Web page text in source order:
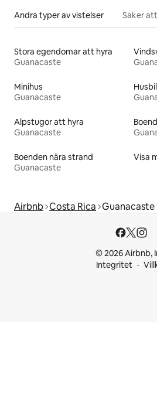
Andra typer av vistelser Saker
Stora egendomar att hyra
Guanacaste
Minihus
Guanacaste
Alpstugor att hyra
Guanacaste
Boenden nära strand
Guanacaste
Visa
Airbnb Costa Rica Guanacaste
© 2026 Airbnb,
Integritet